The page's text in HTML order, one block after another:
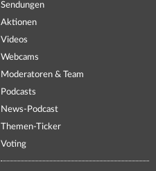
Sendungen
Aktionen
Videos
Webcams
Moderatoren & Team
Podcasts
News-Podcast
Themen-Ticker
Voting